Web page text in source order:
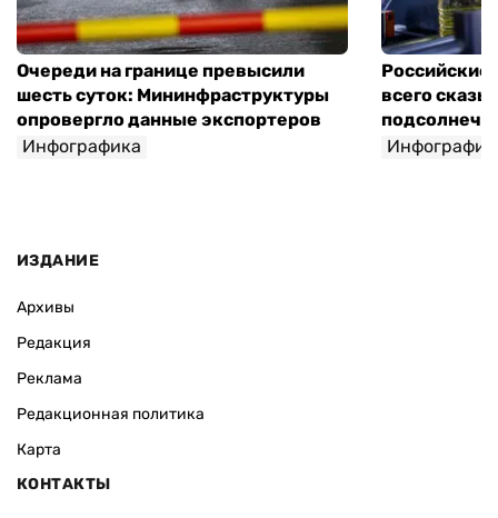
Очереди на границе превысили
шесть суток: Мининфраструктуры
опровергло данные экспортеров
Инфографика
Российские
всего
ИЗДАНИЕ
Архивы
Редакция
Реклама
Редакционная политика
Карта
КОНТАКТЫ